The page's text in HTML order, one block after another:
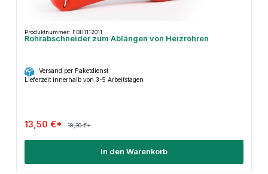
Produktnummer: FBH1112011
Rohrabschneider zum Ablängen von Heizrohren
Versand per Paketdienst
Lieferzeit innerhalb von 3-5 Arbeitstagen
13,50 €* 18,30 €*
In den Warenkorb